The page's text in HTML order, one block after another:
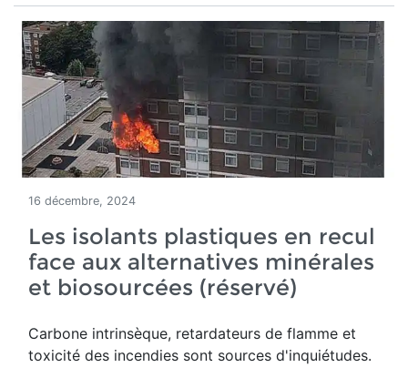
16 décembre, 2024
Les isolants plastiques en recul
face aux alternatives minérales
et biosourcées (réservé)
Carbone intrinsèque, retardateurs de flamme et
toxicité des incendies sont sources d'inquiétudes.